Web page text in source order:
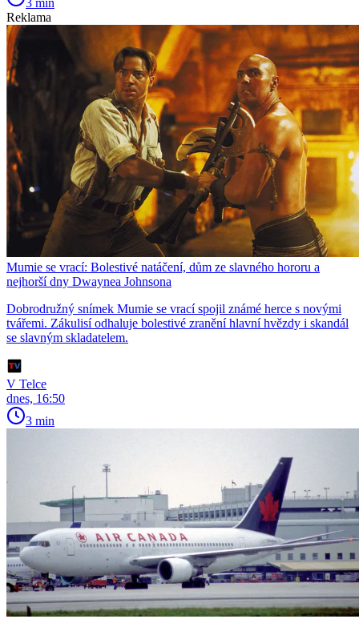
3 min
Reklama
Mumie se vrací: Bolestivé natáčení, dům ze slavného hororu a
nejhorší dny Dwaynea Johnsona
Dobrodružný snímek Mumie se vrací spojil známé herce s novými
tvářemi. Zákulisí odhaluje bolestivé zranění hlavní hvězdy i skandál
se slavným skladatelem.
V Telce
dnes, 16:50
3 min